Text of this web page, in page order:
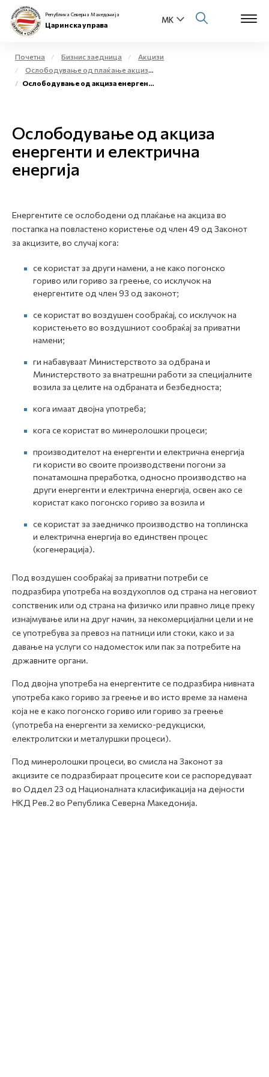
За нас
Бизнис заедница
Е-Царина
Е-Весник
Република Северна Македонија
Царинска управа
Почетна Бизнис заедница
Акцизи
Ослободување од плаќање акциза и повластено користење на акцизни добра
Ослободување од акциза енергенти и електрична енергија
Ослободување од акциза
енергенти и електрична
енергија
Енергентите се ослободени од плаќање на акциза во
постапка на повластено користење од член 49 од Законот
за акцизите, во случај кога:
се користат за други намени, а не како погонско
гориво или гориво за греење, со исклучок на
енергентите од член 93 од законот;
се користат во воздушен сообраќај, со исклучок на
користењето во воздушниот сообраќај за приватни
намени;
ги набавуваат Министерството за одбрана и
Министерството за внатрешни работи за специјалните
возила за целите на одбраната и безбедноста;
кога имаат двојна употреба;
кога се користат во минеролошки процеси;
производителот на енергенти и електрична енергија
ги користи во своите производствени погони за
понатамошна преработка, односно производство на
други енергенти и електрична енергија, освен ако се
користат како погонско гориво за возила и
се користат за заедничко производство на топлинска
и електрична енергија во единствен процес
(когенерација).
Под воздушен сообраќај за приватни потреби се
подразбира употреба на воздухоплов од страна на неговиот
сопственик или од страна на физичко или правно лице преку
изнајмување или на друг начин, за некомерцијални цели и не
се употребува за превоз на патници или стоки, како и за
давање на услуги со надоместок или пак за потребите на
државните органи.
Под двојна употреба на енергентите се подразбира нивната
употреба како гориво за греење и во исто време за намена
која не е како погонско гориво или гориво за греење
(употреба на енергенти за хемиско-редукциски,
електролитски и металуршки процеси).
Под минеролошки процеси, во смисла на Законот за
акцизите се подразбираат процесите кои се распоредуваат
во Оддел 23 од Националната класификација на дејности
НКД Рев.2 во Република Северна Македонија.